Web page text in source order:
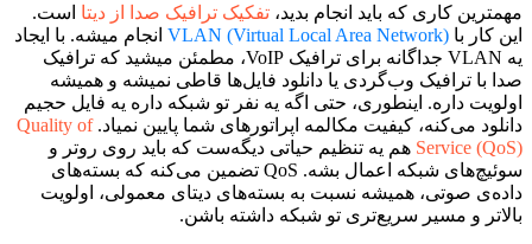
مهمترین کاری که باید انجام بدید، تفکیک ترافیک صدا از دیتا است.
این کار با VLAN (Virtual Local Area Network) انجام میشه. با ایجاد
یه VLAN جداگانه برای ترافیک VoIP، مطمئن میشید که ترافیک
صدا با ترافیک وب‌گردی یا دانلود فایل‌ها قاطی نمیشه و همیشه
اولویت داره. اینطوری، حتی اگه یه نفر تو شبکه داره یه فایل حجیم
دانلود می‌کنه، کیفیت مکالمه اپراتورهای شما پایین نمیاد.Quality of
Service (QoS) هم یه تنظیم حیاتی دیگه‌ست که باید روی روتر و
سوئیچ‌های شبکه اعمال بشه. QoS تضمین می‌کنه که بسته‌های
داده‌ی صوتی، همیشه نسبت به بسته‌های دیتای معمولی، اولویت
بالاتر و مسیر سریع‌تری تو شبکه داشته باشن.